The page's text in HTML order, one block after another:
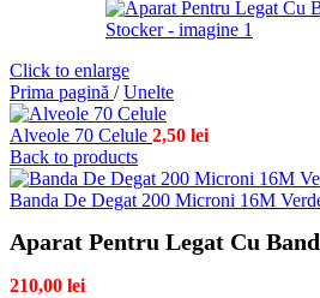
Click to enlarge
Prima pagină / Unelte
Alveole 70 Celule 2,50 lei
Back to products
Banda De Degat 200 Microni 16M
Aparat Pentru Legat Cu
210,00 lei